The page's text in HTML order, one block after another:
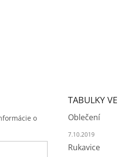
o
TABULKY
Oblečení
7.10.2019
Rukavice